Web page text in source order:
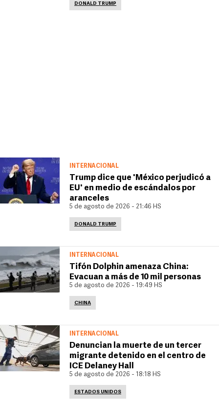
DONALD TRUMP
INTERNACIONAL
Trump dice que 'México perjudicó a
EU' en medio de escándalos por
aranceles
5 de agosto de 2026 - 21:46 HS
DONALD TRUMP
INTERNACIONAL
Tifón Dolphin amenaza China:
Evacuan a más de 10 mil personas
5 de agosto de 2026 - 19:49 HS
CHINA
INTERNACIONAL
Denuncian la muerte de un tercer
migrante detenido en el centro de
ICE Delaney Hall
5 de agosto de 2026 - 18:18 HS
ESTADOS UNIDOS